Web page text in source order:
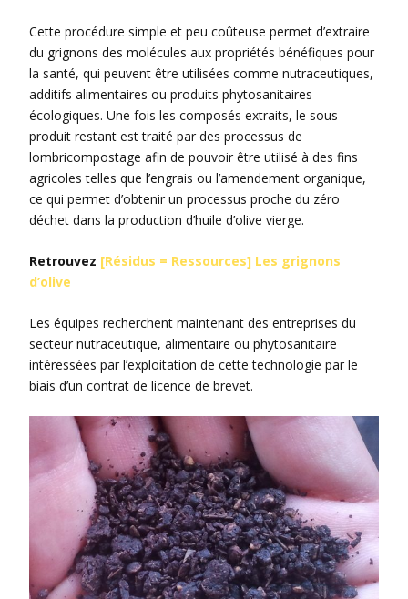
Cette procédure simple et peu coûteuse permet d’extraire
du grignons des molécules aux propriétés bénéfiques pour
la santé, qui peuvent être utilisées comme nutraceutiques,
additifs alimentaires ou produits phytosanitaires
écologiques. Une fois les composés extraits, le sous-
produit restant est traité par des processus de
lombricompostage afin de pouvoir être utilisé à des fins
agricoles telles que l’engrais ou l’amendement organique,
ce qui permet d’obtenir un processus proche du zéro
déchet dans la production d’huile d’olive vierge.
Retrouvez [Résidus = Ressources] Les grignons
d’olive
Les équipes recherchent maintenant des entreprises du
secteur nutraceutique, alimentaire ou phytosanitaire
intéressées par l’exploitation de cette technologie par le
biais d’un contrat de licence de brevet.